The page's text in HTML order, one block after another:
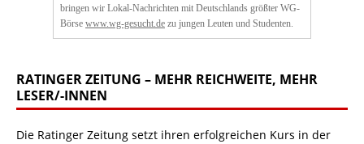
bringen wir Lokal-Nachrichten mit Deutschlands größter WG-
Börse www.wg-gesucht.de zu jungen Leuten und Studenten.
RATINGER ZEITUNG – MEHR REICHWEITE, MEHR
LESER/-INNEN
Die Ratinger Zeitung setzt ihren erfolgreichen Kurs in der